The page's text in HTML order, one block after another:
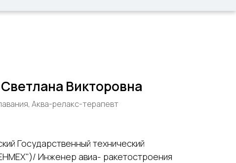
Викторовна
Аква-релакс-терапевт
Государственный технический
Инженер авиа- ракетостроения